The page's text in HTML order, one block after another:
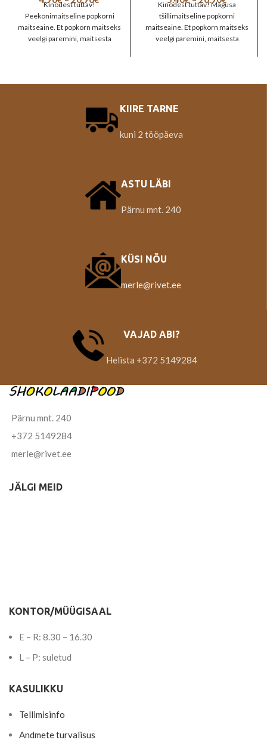
range:
4.90€
through
Kinodest tuttav!
Peekonimaitseline popkorni
maitseaine. Et popkorn maitseks
veelgi paremini, maitsesta
valmistad popkorni ise teradest
siis lisa maitsestamiseks ka
soola, et maitseaine maitse
tuleks paremini esile. Sobib ka
kasta krõps kastmesse ning
naudi. Päritolumaa: Soome
range:
5.40€
through
Kinodest tuttav! Magusa
tšillimaitseline popkorni
maitseaine. Et popkorn maitseks
veelgi paremini, maitsesta
valmistad popkorni ise teradest
siis lisa maitsestamiseks ka
tuleks paremini esile. Sobib ka
dipikastme vamistamiseks.
kasta krõps kastmesse ning
Hind: 41,54€
KIIRE TARNE
kuni 2 tööpäeva
ASTU LÄBI
Pärnu mnt. 240
KÜSI NÕU
merle@rivet.ee
VAJAD ABI?
Helista +372 5149284
Pärnu mnt. 240
+372 5149284
merle@rivet.ee
JÄLGI MEID
KONTOR/MÜÜGISAAL
E – R: 8.30 – 16.30
L – P: suletud
KASULIKKU
Tellimisinfo
Andmete turvalisus